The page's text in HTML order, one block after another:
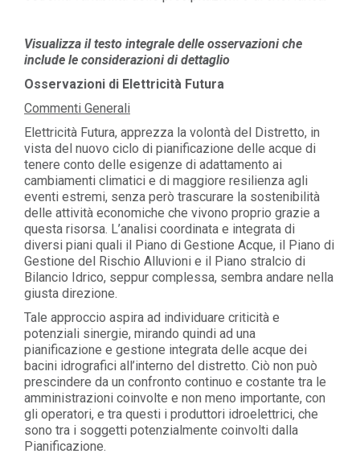
Visualizza il testo integrale delle osservazioni che
include le considerazioni di dettaglio
Osservazioni di Elettricità Futura
Commenti Generali
Elettricità Futura, apprezza la volontà del Distretto, in
vista del nuovo ciclo di pianificazione delle acque di
tenere conto delle esigenze di adattamento ai
cambiamenti climatici e di maggiore resilienza agli
eventi estremi, senza però trascurare la sostenibilità
delle attività economiche che vivono proprio grazie a
questa risorsa. L’analisi coordinata e integrata di
diversi piani quali il Piano di Gestione Acque, il Piano di
Gestione del Rischio Alluvioni e il Piano stralcio di
Bilancio Idrico, seppur complessa, sembra andare nella
giusta direzione.
Tale approccio aspira ad individuare criticità e
potenziali sinergie, mirando quindi ad una
pianificazione e gestione integrata delle acque dei
bacini idrografici all’interno del distretto. Ciò non può
prescindere da un confronto continuo e costante tra le
amministrazioni coinvolte e non meno importante, con
gli operatori, e tra questi i produttori idroelettrici, che
sono tra i soggetti potenzialmente coinvolti dalla
Pianificazione.